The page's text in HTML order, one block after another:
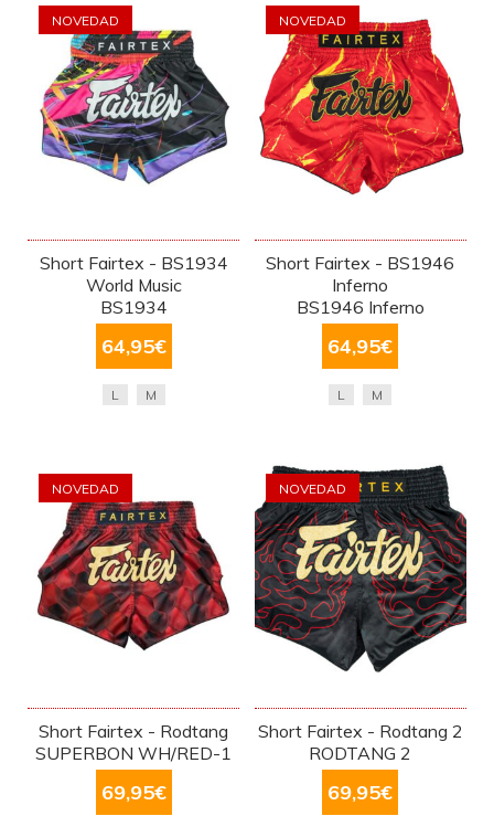
NOVEDAD
Short Fairtex - BS1934
World Music
BS1934
64,95€
L M
NOVEDAD
Short Fairtex - BS1946
Inferno
BS1946 Inferno
64,95€
L M
NOVEDAD
Short Fairtex - Rodtang
SUPERBON WH/RED-1
69,95€
NOVEDAD
Short Fairtex - Rodtang 2
RODTANG 2
69,95€